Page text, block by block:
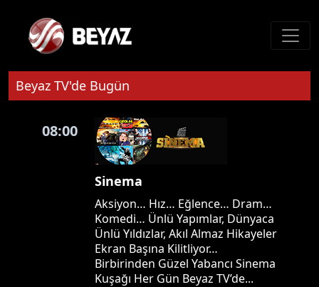
Beyaz TV'de Bugün
08:00
Sinema
Aksiyon… Hız… Eğlence… Dram…
Komedi… Ünlü Yapımlar, Dünyaca
Ünlü Yıldızlar, Akıl Almaz Hikayeler
Ekran Başına Kilitliyor…
Birbirinden Güzel Yabancı Sinema
Kuşağı Her Gün Beyaz TV’de...